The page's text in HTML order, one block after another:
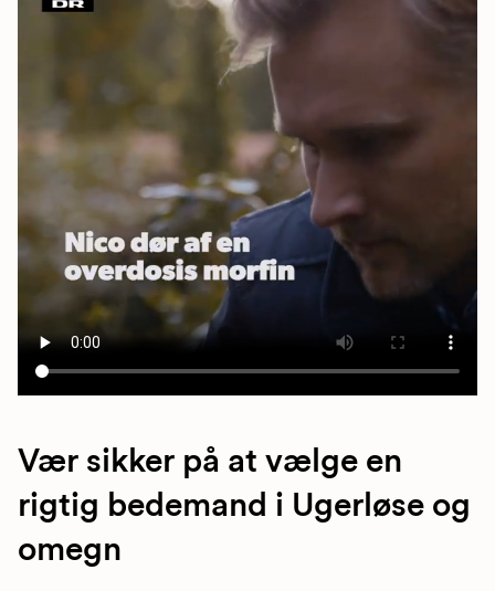
Vær sikker på at vælge en
rigtig bedemand i Ugerløse og
omegn